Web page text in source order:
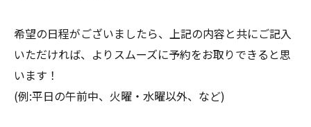
希望の日程がございましたら、上記の内容と共にご記入
いただければ、よりスムーズに予約をお取りできると思
います！
(例:平日の午前中、火曜・水曜以外、など)